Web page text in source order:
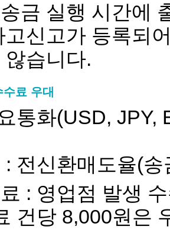
금 실행 시간에
고신고가 등록되
습니다.
료 우대
통화(USD, JPY,
: 전신환매도율(
: 영업점 발생
건당 8,000원은